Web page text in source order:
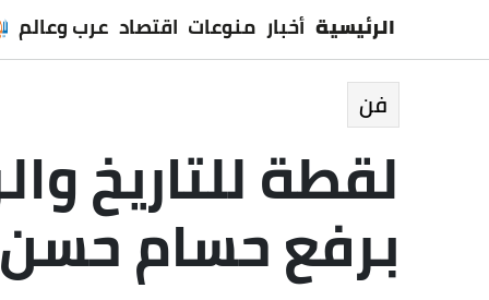
الرئيسية أخبار منوعات اقتصاد عرب وعالم
فن
لقطة للتاريخ
برفع حسام